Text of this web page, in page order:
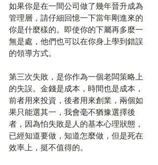
如果你是在一間公司做了幾年晉升成為
管理層，請仔細回憶一下當年剛進來的
你是什麼樣的。即使你的下屬再多麼一
無是處，他們也可以在你身上學到錯誤
的領導方式。
第三次失敗，是你作為一個老闆策略上
的失誤。金錢是成本，時間也是成本，
前者用來投資，後者用來創業，兩個如
果只能選其一，我會毫不猶豫選擇後
者，因為怕失敗是人的基本心理狀態，
已經知道要做，知道怎麼做，但是死在
效率上，挺不值得的。